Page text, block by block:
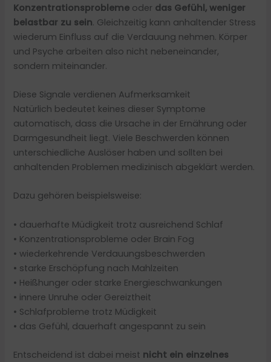
Konzentrationsprobleme oder das Gefühl, weniger
belastbar zu sein. Gleichzeitig kann anhaltender Stress
wiederum Einfluss auf die Verdauung nehmen. Körper
und Psyche arbeiten also nicht nebeneinander,
sondern miteinander.
Diese Signale verdienen Aufmerksamkeit
Natürlich bedeutet keines dieser Symptome
automatisch, dass die Ursache in der Ernährung oder
Darmgesundheit liegt. Viele Beschwerden können
unterschiedliche Auslöser haben und sollten bei
anhaltenden Problemen medizinisch abgeklärt werden.
Dazu gehören beispielsweise:
• dauerhafte Müdigkeit trotz ausreichend Schlaf
• Konzentrationsprobleme oder Brain Fog
• wiederkehrende Verdauungsbeschwerden
• starke Erschöpfung nach Mahlzeiten
• Heißhunger oder starke Energieschwankungen
• innere Unruhe oder Gereiztheit
• Schlafprobleme trotz Müdigkeit
• das Gefühl, dauerhaft angespannt zu sein
Entscheidend ist dabei meist nicht ein einzelnes